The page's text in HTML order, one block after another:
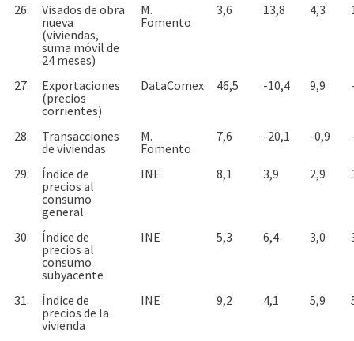
26.
Visados de obra
nueva
(viviendas,
suma móvil de
24 meses)
M.
Fomento
3,6 13,8 4,3
27.
Exportaciones
(precios
corrientes)
DataComex 46,5 -10,4 9,9
28.
Transacciones
de viviendas
M.
Fomento
7,6 -20,1 -0,9
29.
Índice de
precios al
consumo
general
INE 8,1 3,9 2,9
30.
Índice de
precios al
consumo
subyacente
INE 5,3 6,4 3,0
31.
Índice de
precios de la
vivienda
INE 9,2 4,1 5,9